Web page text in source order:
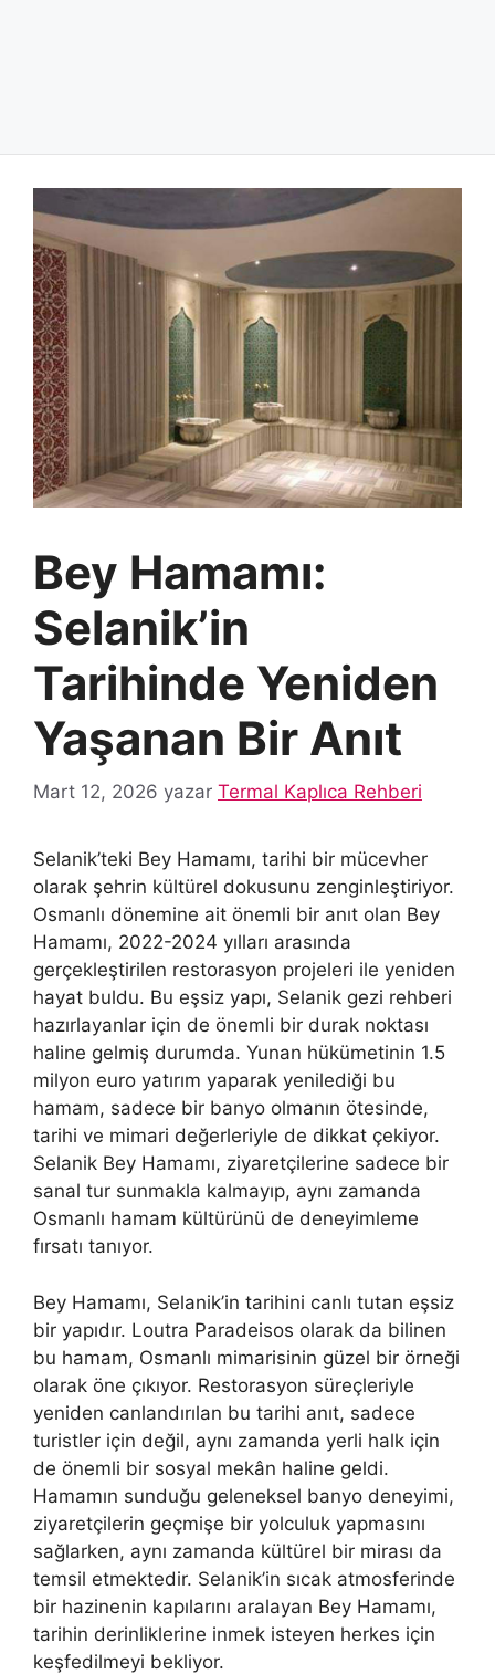
Bey Hamamı:
Selanik’in
Tarihinde Yeniden
Yaşanan Bir Anıt
Mart 12, 2026 yazar Termal Kaplıca Rehberi
Selanik’teki Bey Hamamı, tarihi bir mücevher
olarak şehrin kültürel dokusunu zenginleştiriyor.
Osmanlı dönemine ait önemli bir anıt olan Bey
Hamamı, 2022-2024 yılları arasında
gerçekleştirilen restorasyon projeleri ile yeniden
hayat buldu. Bu eşsiz yapı, Selanik gezi rehberi
hazırlayanlar için de önemli bir durak noktası
haline gelmiş durumda. Yunan hükümetinin 1.5
milyon euro yatırım yaparak yenilediği bu
hamam, sadece bir banyo olmanın ötesinde,
tarihi ve mimari değerleriyle de dikkat çekiyor.
Selanik Bey Hamamı, ziyaretçilerine sadece bir
sanal tur sunmakla kalmayıp, aynı zamanda
Osmanlı hamam kültürünü de deneyimleme
fırsatı tanıyor.
Bey Hamamı, Selanik’in tarihini canlı tutan eşsiz
bir yapıdır. Loutra Paradeisos olarak da bilinen
bu hamam, Osmanlı mimarisinin güzel bir örneği
olarak öne çıkıyor. Restorasyon süreçleriyle
yeniden canlandırılan bu tarihi anıt, sadece
turistler için değil, aynı zamanda yerli halk için
de önemli bir sosyal mekân haline geldi.
Hamamın sunduğu geleneksel banyo deneyimi,
ziyaretçilerin geçmişe bir yolculuk yapmasını
sağlarken, aynı zamanda kültürel bir mirası da
temsil etmektedir. Selanik’in sıcak atmosferinde
bir hazinenin kapılarını aralayan Bey Hamamı,
tarihin derinliklerine inmek isteyen herkes için
keşfedilmeyi bekliyor.